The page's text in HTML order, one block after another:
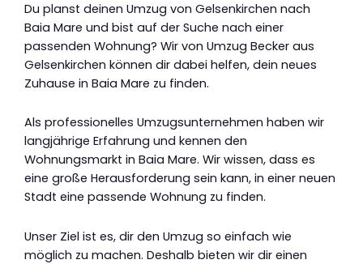
Du planst deinen Umzug von Gelsenkirchen nach
Baia Mare und bist auf der Suche nach einer
passenden Wohnung? Wir von Umzug Becker aus
Gelsenkirchen können dir dabei helfen, dein neues
Zuhause in Baia Mare zu finden.
Als professionelles Umzugsunternehmen haben wir
langjährige Erfahrung und kennen den
Wohnungsmarkt in Baia Mare. Wir wissen, dass es
eine große Herausforderung sein kann, in einer neuen
Stadt eine passende Wohnung zu finden.
Unser Ziel ist es, dir den Umzug so einfach wie
möglich zu machen. Deshalb bieten wir dir einen